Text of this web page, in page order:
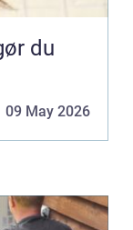
09 May 2026